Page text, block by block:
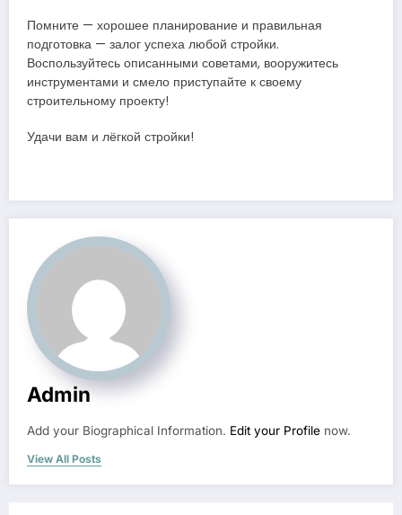
Помните — хорошее планирование и правильная
подготовка — залог успеха любой стройки.
Воспользуйтесь описанными советами, вооружитесь
инструментами и смело приступайте к своему
строительному проекту!
Удачи вам и лёгкой стройки!
Admin
Add your Biographical Information. Edit your Profile now.
View All Posts